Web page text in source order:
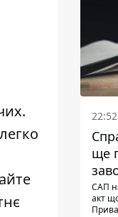
22:52
ще
суду
САП
акт